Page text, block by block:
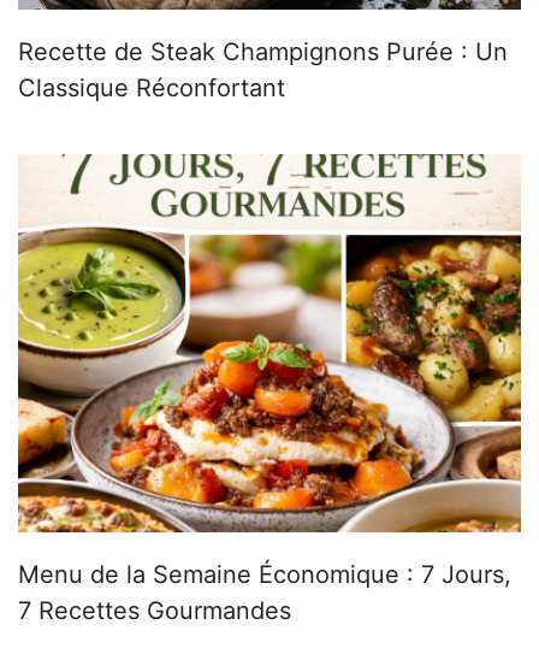
Recette de Steak Champignons Purée : Un
Classique Réconfortant
Menu de la Semaine Économique : 7 Jours,
7 Recettes Gourmandes